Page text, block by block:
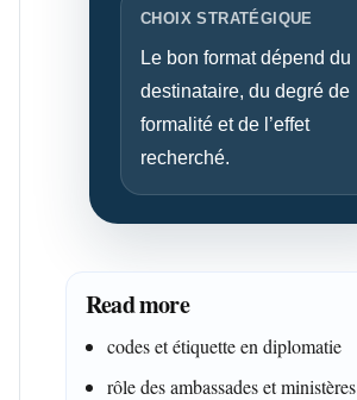
CHOIX STRATÉGIQUE
Le bon format dépend du
destinataire, du degré de
formalité et de l’effet
recherché.
Read more
codes et étiquette en diplomatie
rôle des ambassades et ministères